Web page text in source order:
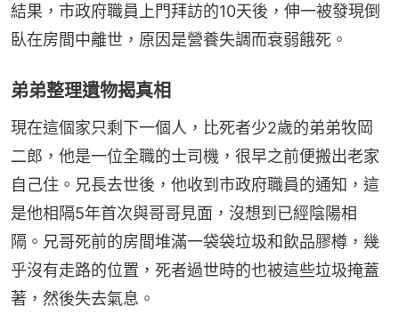
結果，市政府職員上門拜訪的10天後，伸一被發現倒
臥在房間中離世，原因是營養失調而衰弱餓死。
弟弟整理遺物揭真相
現在這個家只剩下一個人，比死者少2歲的弟弟牧岡
二郎，他是一位全職的士司機，很早之前便搬出老家
自己住。兄長去世後，他收到市政府職員的通知，這
是他相隔5年首次與哥哥見面，沒想到已經陰陽相
隔。兄哥死前的房間堆滿一袋袋垃圾和飲品膠樽，幾
乎沒有走路的位置，死者過世時的也被這些垃圾掩蓋
著，然後失去氣息。